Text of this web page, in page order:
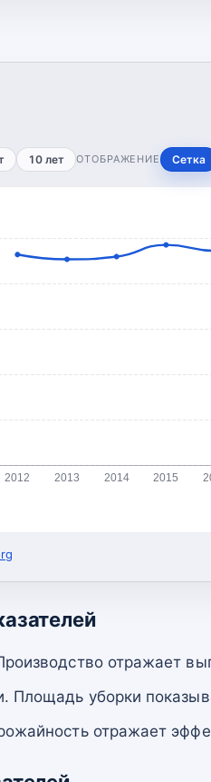
10 лет ОТОБРАЖЕНИЕ Сетка
2012 2013 2014 2015
отражает
Площадь уборки
отражает